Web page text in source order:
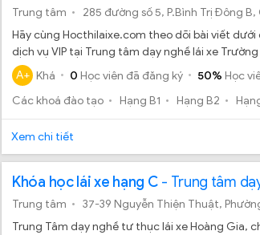
Trung tâm 285 đường số 5, P.Bình Trị Đông
Hãy cùng Hocthilaixe.com theo dõi bài viết
dịch vụ VIP tại Trung tâm dạy nghề lái xe Trường
A+ Khá 0 Học viên đã đăng ký 50% Học
Các khoá đào tạo
Hạng B1 Hạng B2
Xem chi tiết
Khóa học lái xe hạng C - Trung tâm
Trung tâm 37-39 Nguyễn Thiện Thuật,
Trung Tâm dạy nghề tư thục lái xe Hoàng Gia,